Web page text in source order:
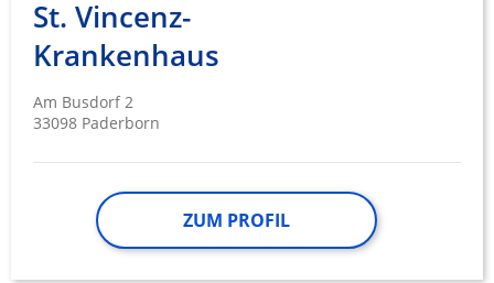
St. Vincenz-
Krankenhaus
Am Busdorf 2
33098 Paderborn
ZUM PROFIL